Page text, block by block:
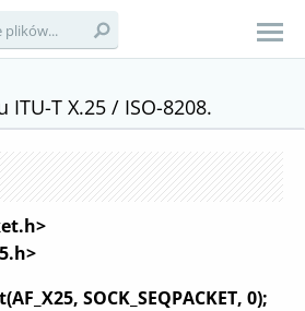
T X.25 / ISO-8208.
SOCK_SEQPACKET, 0);